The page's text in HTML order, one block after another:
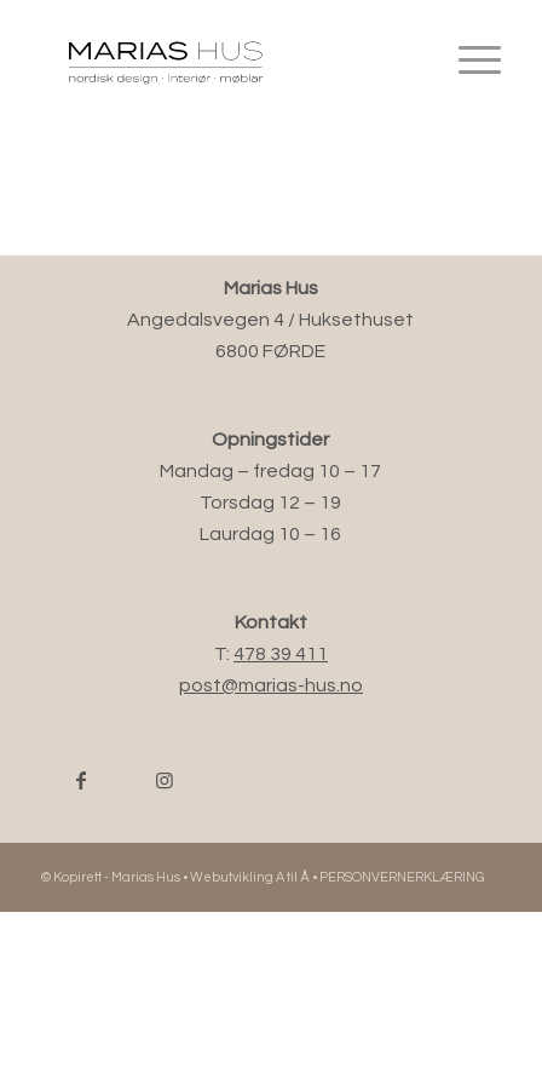
Marias Hus
Angedalsvegen 4 / Huksethuset
6800 FØRDE
Opningstider
Mandag – fredag 10 – 17
Torsdag 12 – 19
Laurdag 10 – 16
Kontakt
T: 478 39 411
post@marias-hus.no
© Kopirett - Marias Hus •Webutvikling A til Å • PERSONVERNERKLÆRING